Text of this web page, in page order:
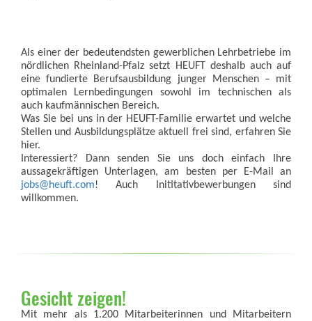
Als einer der bedeutendsten gewerblichen Lehrbetriebe im
nördlichen Rheinland-Pfalz setzt HEUFT deshalb auch auf
eine fundierte Berufsausbildung junger Menschen – mit
optimalen Lernbedingungen sowohl im technischen als
auch kaufmännischen Bereich.
Was Sie bei uns in der HEUFT-Familie erwartet und welche
Stellen und Ausbildungsplätze aktuell frei sind, erfahren Sie
hier.
Interessiert? Dann senden Sie uns doch einfach Ihre
aussagekräftigen Unterlagen, am besten per E-Mail an
jobs@heuft.com! Auch Inititativbewerbungen sind
willkommen.
Gesicht zeigen!
Mit mehr als 1.200 Mitarbeiterinnen und Mitarbeitern